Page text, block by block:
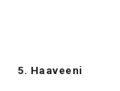
5. Haaveeni